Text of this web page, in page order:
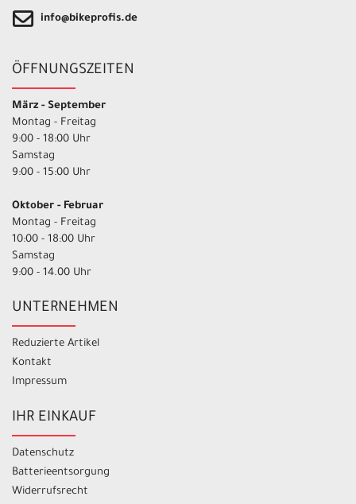
info@bikeprofis.de
ÖFFNUNGSZEITEN
März - September
Montag - Freitag
9:00 - 18:00 Uhr
Samstag
9:00 - 15:00 Uhr
Oktober - Februar
Montag - Freitag
10:00 - 18:00 Uhr
Samstag
9:00 - 14.00 Uhr
UNTERNEHMEN
Reduzierte Artikel
Kontakt
Impressum
IHR EINKAUF
Datenschutz
Batterieentsorgung
Widerrufsrecht